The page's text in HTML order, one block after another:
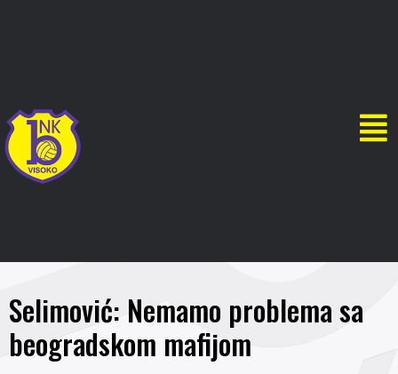
Selimović: Nemamo problema sa
beogradskom mafijom